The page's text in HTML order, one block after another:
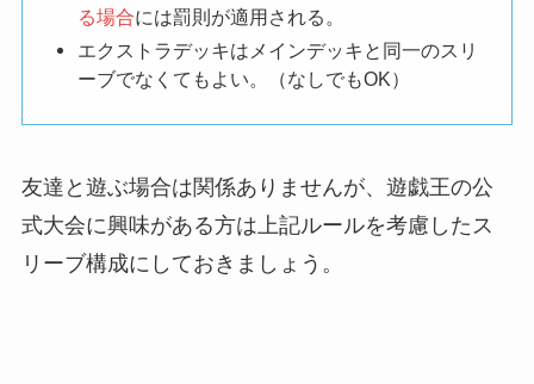
る場合には罰則が適用される。
エクストラデッキはメインデッキと同一のスリ
ーブでなくてもよい。（なしでもOK）
友達と遊ぶ場合は関係ありませんが、遊戯王の公
式大会に興味がある方は上記ルールを考慮したス
リーブ構成にしておきましょう。